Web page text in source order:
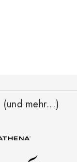
(und mehr...)